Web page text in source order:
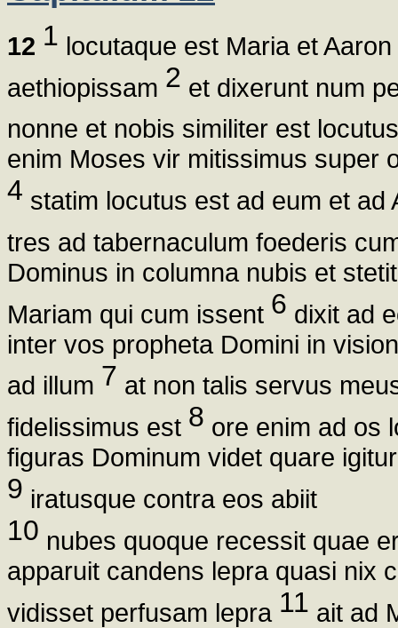
12 1 locutaque est Maria et
aethiopissam 2 et dixerunt num
nonne et nobis similiter est
enim Moses vir mitissimus super
4 statim locutus est ad eum et
tres ad tabernaculum foederis
Dominus in columna nubis et
Mariam qui cum issent 6 dixit ad
inter vos propheta Domini in
ad illum 7 at non talis servus
fidelissimus est 8 ore enim ad os
figuras Dominum videt quare
9 iratusque contra eos abiit
10 nubes quoque recessit quae
apparuit candens lepra quasi nix
vidisset perfusam lepra 11 ait ad